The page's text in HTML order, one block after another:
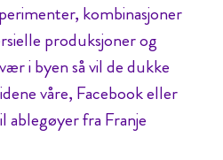
kombinasjoner
produksjoner og
i byen så vil de dukke
våre, Facebook eller
ablegøyer fra Franje